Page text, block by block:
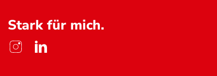
Stark für mich.